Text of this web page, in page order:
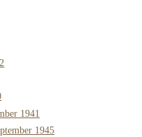
1941
1945